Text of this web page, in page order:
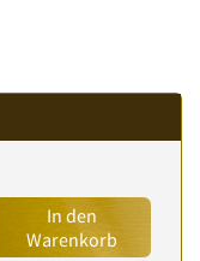
In den
Warenkorb